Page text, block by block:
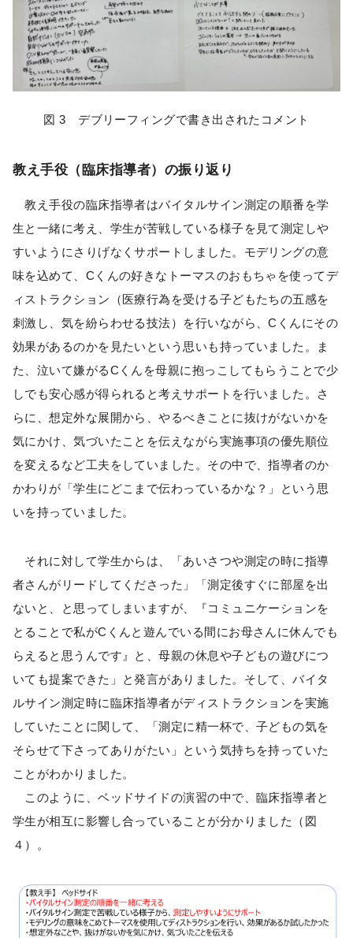
図 3 デブリーフィングで書き出されたコメント
教え手役（臨床指導者）の振り返り
教え手役の臨床指導者はバイタルサイン測定の順番を学
生と一緒に考え、学生が苦戦している様子を見て測定しや
すいようにさりげなくサポートしました。モデリングの意
味を込めて、Cくんの好きなトーマスのおもちゃを使ってデ
ィストラクション（医療行為を受ける子どもたちの五感を
刺激し、気を紛らわせる技法）を行いながら、Cくんにその
効果があるのかを見たいという思いも持っていました。ま
た、泣いて嫌がるCくんを母親に抱っこしてもらうことで少
しでも安心感が得られると考えサポートを行いました。さ
らに、想定外な展開から、やるべきことに抜けがないかを
気にかけ、気づいたことを伝えながら実施事項の優先順位
を変えるなど工夫をしていました。その中で、指導者のか
かわりが「学生にどこまで伝わっているかな？」という思
いを持っていました。
それに対して学生からは、「あいさつや測定の時に指導
者さんがリードしてくださった」「測定後すぐに部屋を出
ないと、と思ってしまいますが、『コミュニケーションを
とることで私がCくんと遊んでいる間にお母さんに休んでも
らえると思うんです』と、母親の休息や子どもの遊びにつ
いても提案できた」と発言がありました。そして、バイタ
ルサイン測定時に臨床指導者がディストラクションを実施
していたことに関して、「測定に精一杯で、子どもの気を
そらせて下さってありがたい」という気持ちを持っていた
ことがわかりました。
このように、ベッドサイドの演習の中で、臨床指導者と
学生が相互に影響し合っていることが分かりました（図
４）。